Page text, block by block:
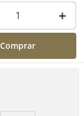
＋
Comprar